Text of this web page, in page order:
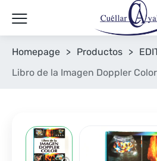
Homepage > Productos >
Libro de la Imagen Doppler Color